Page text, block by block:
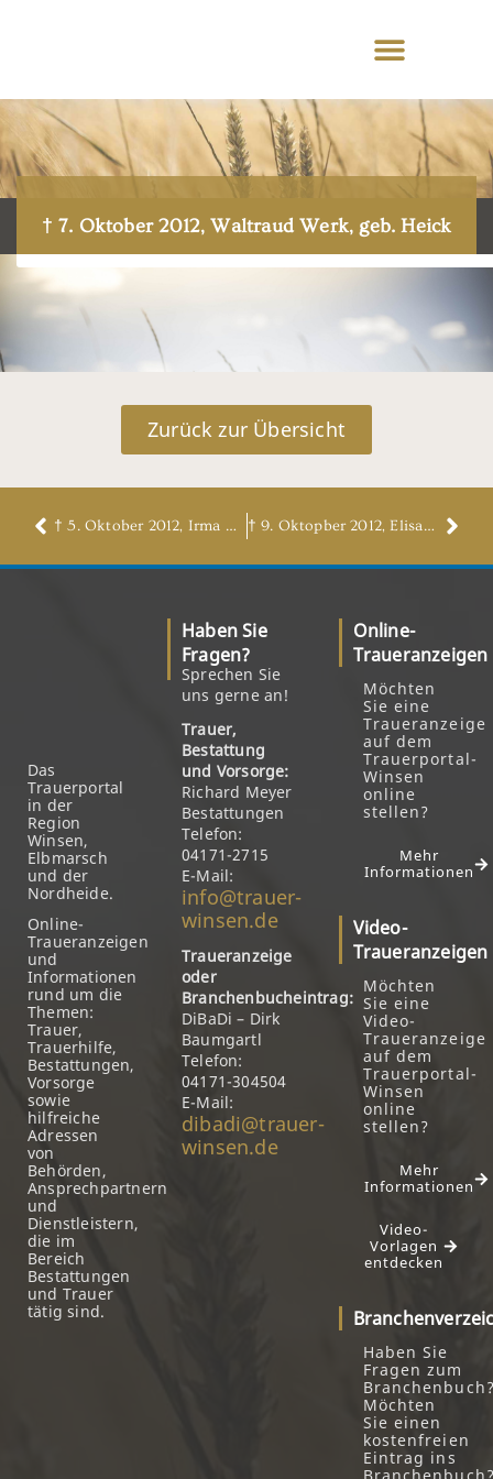
† 7. Oktober 2012, Waltraud Werk, geb. Heick
Zurück zur Übersicht
† 5. Oktober 2012, Irma Arnold, geb. Mahnke † 9. Oktopber 2012, Elisabeth Grundei
Das
Trauerportal
in der
Region
Winsen,
Elbmarsch
und der
Nordheide.
Online-
Traueranzeigen
und
Informationen
rund um die
Themen:
Trauer,
Trauerhilfe,
Bestattungen,
Vorsorge
sowie
hilfreiche
Adressen
von
Behörden,
Ansprechpartnern
und
Dienstleistern,
die im
Bereich
Bestattungen
und Trauer
tätig sind.
Haben Sie
Fragen?
Sprechen Sie
uns gerne an!
Trauer,
Bestattung
und Vorsorge:
Richard Meyer
Bestattungen
Telefon:
04171-2715
E-Mail:
info@trauer-
winsen.de
Traueranzeige
oder
Branchenbucheintrag:
DiBaDi – Dirk
Baumgartl
Telefon:
04171-304504
E-Mail:
dibadi@trauer-
winsen.de
Online-
Traueranzeigen
Möchten
Sie eine
Traueranzeige
auf dem
Trauerportal-
Winsen
online
stellen?
Mehr
Informationen
Video-
Traueranzeigen
Möchten
Sie eine
Video-
Traueranzeige
auf dem
Trauerportal-
Winsen
online
stellen?
Mehr
Informationen
Video-
Vorlagen
entdecken
Haben Sie
Fragen zum
Möchten
Sie einen
kostenfreien
Eintrag ins